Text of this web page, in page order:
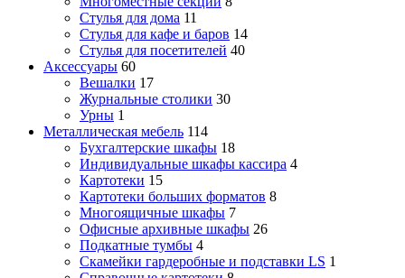
Стулья для дома 11
Стулья для кафе и баров 14
Стулья для посетителей 40
Аксессуары 60
Вешалки 17
Журнальные столики 30
Урны 1
Металлическая мебель 114
Бухгалтерские шкафы 18
Индивидуальные шкафы кассира 4
Картотеки 15
Картотеки больших форматов 8
Многоящичные шкафы 7
Офисные архивные шкафы 26
Подкатные тумбы 4
Скамейки гардеробные и подставки LS 1